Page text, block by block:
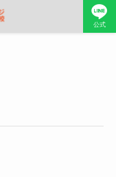
公式